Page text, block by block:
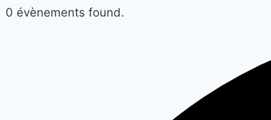
0 évènements found.